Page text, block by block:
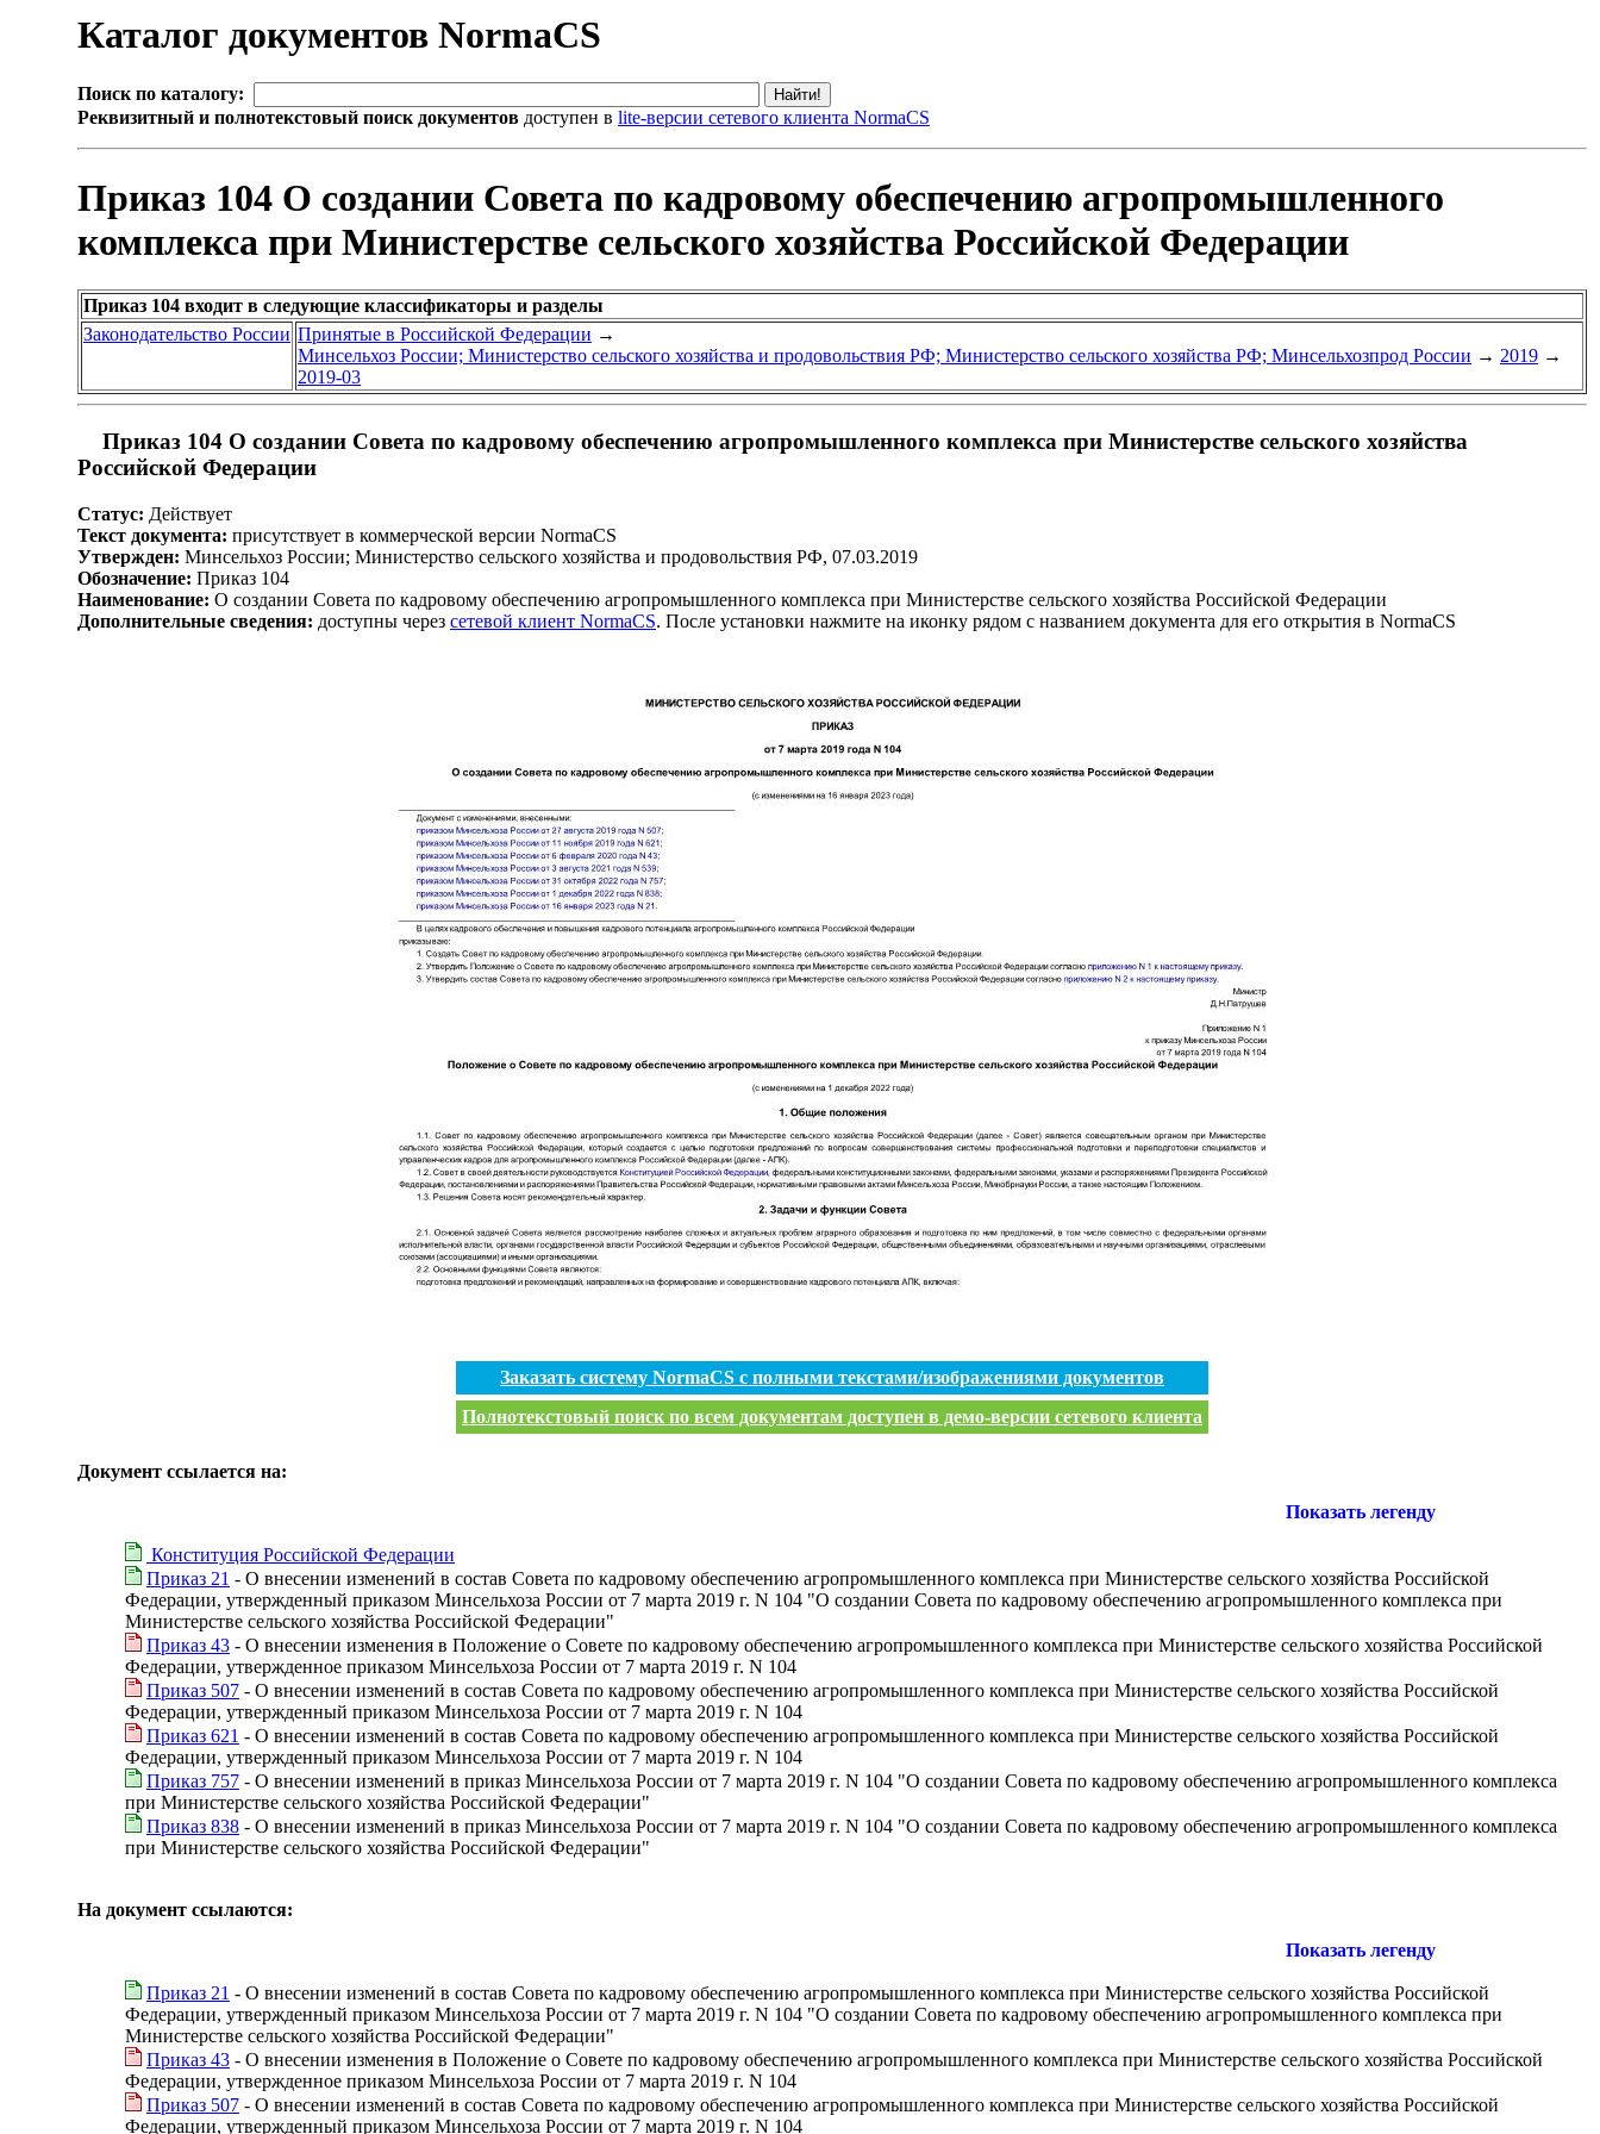
Каталог документов NormaCS
Поиск по каталогу:
Реквизитный и полнотекстовый поиск документов доступен в lite-версии сетевого клиента NormaCS
Приказ 104 О создании Совета по кадровому обеспечению агропромышленного
комплекса при Министерстве сельского хозяйства Российской Федерации
Приказ 104 входит в следующие классификаторы и разделы
Законодательство России Принятые в Российской Федерации →
Минсельхоз России; Министерство сельского хозяйства и продовольствия РФ; Министерство сельского хозяйства РФ; Минсельхозпрод России → 2019 →
2019-03
Приказ 104 О создании Совета по кадровому обеспечению агропромышленного комплекса при Министерстве сельского хозяйства
Российской Федерации
Статус: Действует
Текст документа: присутствует в коммерческой версии NormaCS
Утвержден: Минсельхоз России; Министерство сельского хозяйства и продовольствия РФ, 07.03.2019
Обозначение: Приказ 104
Наименование: О создании Совета по кадровому обеспечению агропромышленного комплекса при Министерстве сельского хозяйства Российской Федерации
Дополнительные сведения: доступны через сетевой клиент NormaCS. После установки нажмите на иконку рядом с названием документа для его открытия в NormaCS
Заказать систему NormaCS с полными текстами/изображениями документов
Полнотекстовый поиск по всем документам доступен в демо-версии сетевого клиента
Документ ссылается на:
Показать легенду
Конституция Российской Федерации
Приказ 21 - О внесении изменений в состав Совета по кадровому обеспечению агропромышленного комплекса при Министерстве сельского хозяйства Российской
Федерации, утвержденный приказом Минсельхоза России от 7 марта 2019 г. N 104 "О создании Совета по кадровому обеспечению агропромышленного комплекса при
Министерстве сельского хозяйства Российской Федерации"
Приказ 43 - О внесении изменения в Положение о Совете по кадровому обеспечению агропромышленного комплекса при Министерстве сельского хозяйства Российской
Федерации, утвержденное приказом Минсельхоза России от 7 марта 2019 г. N 104
Приказ 507 - О внесении изменений в состав Совета по кадровому обеспечению агропромышленного комплекса при Министерстве сельского хозяйства Российской
Федерации, утвержденный приказом Минсельхоза России от 7 марта 2019 г. N 104
Приказ 621 - О внесении изменений в состав Совета по кадровому обеспечению агропромышленного комплекса при Министерстве сельского хозяйства Российской
Федерации, утвержденный приказом Минсельхоза России от 7 марта 2019 г. N 104
Приказ 757 - О внесении изменений в приказ Минсельхоза России от 7 марта 2019 г. N 104 "О создании Совета по кадровому обеспечению агропромышленного комплекса
при Министерстве сельского хозяйства Российской Федерации"
Приказ 838 - О внесении изменений в приказ Минсельхоза России от 7 марта 2019 г. N 104 "О создании Совета по кадровому обеспечению агропромышленного комплекса
при Министерстве сельского хозяйства Российской Федерации"
На документ ссылаются:
Показать легенду
Приказ 21 - О внесении изменений в состав Совета по кадровому обеспечению агропромышленного комплекса при Министерстве сельского хозяйства Российской
Федерации, утвержденный приказом Минсельхоза России от 7 марта 2019 г. N 104 "О создании Совета по кадровому обеспечению агропромышленного комплекса при
Министерстве сельского хозяйства Российской Федерации"
Приказ 43 - О внесении изменения в Положение о Совете по кадровому обеспечению агропромышленного комплекса при Министерстве сельского хозяйства Российской
Федерации, утвержденное приказом Минсельхоза России от 7 марта 2019 г. N 104
Приказ 507 - О внесении изменений в состав Совета по кадровому обеспечению агропромышленного комплекса при Министерстве сельского хозяйства Российской
Федерации, утвержденный приказом Минсельхоза России от 7 марта 2019 г. N 104